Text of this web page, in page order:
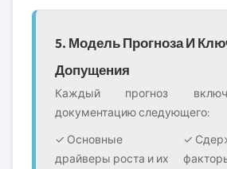
5. Модель Прогноза И
Допущения
Каждый прогноз
документацию следующего:
✓ Основные
драйверы роста и их
✓